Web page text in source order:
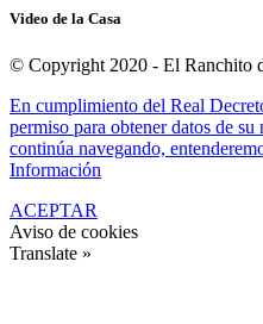
Video de la Casa
© Copyright 2020 - El Ranchito
En cumplimiento del Real
permiso para obtener datos de
continúa navegando,
Información
ACEPTAR
Aviso de cookies
Translate »